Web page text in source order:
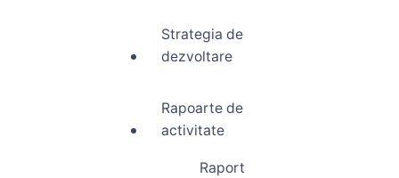
Strategia de
dezvoltare
Rapoarte de
activitate
Raport